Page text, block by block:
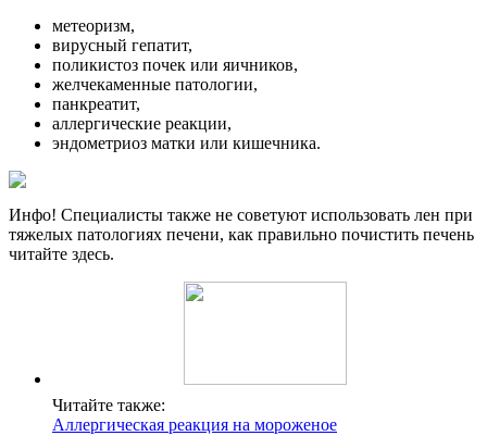
метеоризм,
вирусный гепатит,
поликистоз почек или яичников,
желчекаменные патологии,
панкреатит,
аллергические реакции,
эндометриоз матки или кишечника.
Инфо! Специалисты также не советуют использовать лен при
тяжелых патологиях печени, как правильно почистить печень
читайте здесь.
Читайте также:
Аллергическая реакция на мороженое